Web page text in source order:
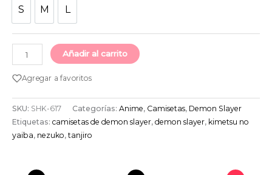
S M L
Añadir al carrito
Agregar a favoritos
SKU: SHK-617 Categorías: Anime, Camisetas, Demon Slayer
Etiquetas: camisetas de demon slayer, demon slayer, kimetsu no
yaiba, nezuko, tanjiro